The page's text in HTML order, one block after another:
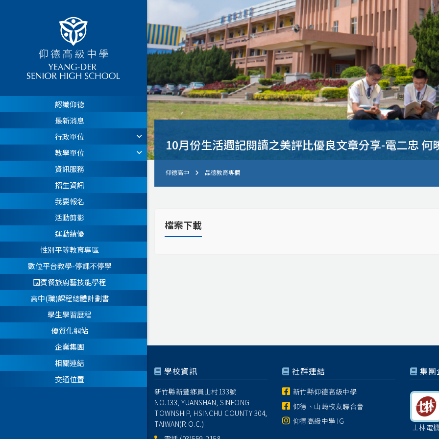
認識仰德
最新消息
行政單位
教學單位
資訊服務
招生資訊
我要報名
活動剪影
運動績優
性別平等教育專區
數位平台教學-停課不停學
國賓餐旅廚藝技能學程
高中(職)課程總體計劃書
學生學習歷程
優質化網站
企業集團
相關連結
交通位置
10月份生活週記閱讀之美評比優良文章分享-電二忠 何
仰德高中 品德教育專欄
檔案下載
學校資訊
新竹縣新豐鄉員山村133號
NO.133, YUANSHAN, SINFONG
TOWNSHIP, HSINCHU COUNTY 304,
TAIWAN(R.O.C.)
社群連結
新竹縣仰德高級中學
仰德、山崎校友聯合會
仰德高級中學 IG
集團
士林電